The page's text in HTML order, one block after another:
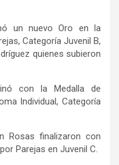
un nuevo Oro en la
Categoría Juvenil B,
quienes subieron
con la Medalla de
Individual, Categoría
Rosas finalizaron con
Parejas en Juvenil C.